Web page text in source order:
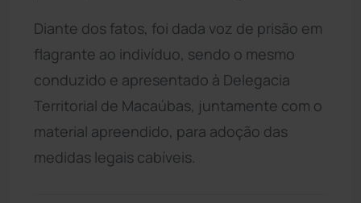
Diante dos fatos, foi dada voz de prisão em
flagrante ao indivíduo, sendo o mesmo
conduzido e apresentado à Delegacia
Territorial de Macaúbas, juntamente com o
material apreendido, para adoção das
medidas legais cabíveis.